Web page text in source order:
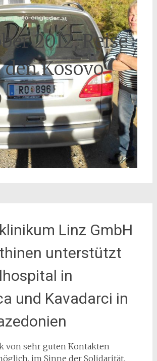
2012, Reise
Kosovo
Linz GmbH
unterstützt
in
und Kavadarci in
von sehr guten Kontakten
im Sinne der Solidarität,